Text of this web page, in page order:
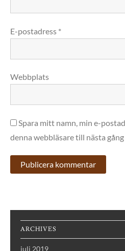
E-postadress *
Webbplats
Spara mitt namn, min e-
denna webbläsare till nästa
ARCHIVES
juli 2019